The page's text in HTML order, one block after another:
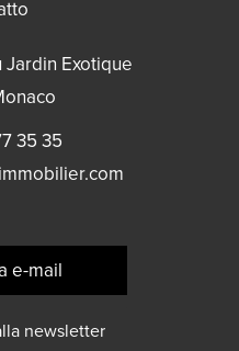
Jardin Exotique
35 35
e-mail
newsletter